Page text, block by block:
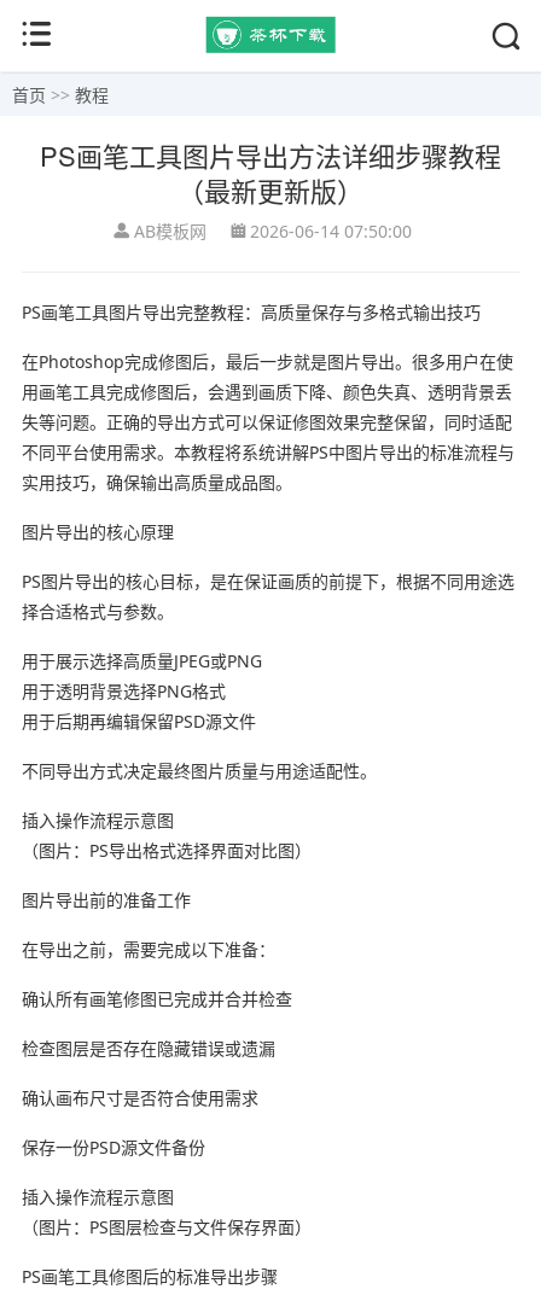
首页 >> 教程
PS画笔工具图片导出方法详细步骤教程
（最新更新版）
AB模板网 2026-06-14 07:50:00
PS画笔工具图片导出完整教程：高质量保存与多格式输出技巧
在Photoshop完成修图后，最后一步就是图片导出。很多用户在使
用画笔工具完成修图后，会遇到画质下降、颜色失真、透明背景丢
失等问题。正确的导出方式可以保证修图效果完整保留，同时适配
不同平台使用需求。本教程将系统讲解PS中图片导出的标准流程与
实用技巧，确保输出高质量成品图。
图片导出的核心原理
PS图片导出的核心目标，是在保证画质的前提下，根据不同用途选
择合适格式与参数。
用于展示选择高质量JPEG或PNG
用于透明背景选择PNG格式
用于后期再编辑保留PSD源文件
不同导出方式决定最终图片质量与用途适配性。
插入操作流程示意图
（图片：PS导出格式选择界面对比图）
图片导出前的准备工作
在导出之前，需要完成以下准备：
确认所有画笔修图已完成并合并检查
检查图层是否存在隐藏错误或遗漏
确认画布尺寸是否符合使用需求
保存一份PSD源文件备份
插入操作流程示意图
（图片：PS图层检查与文件保存界面）
PS画笔工具修图后的标准导出步骤